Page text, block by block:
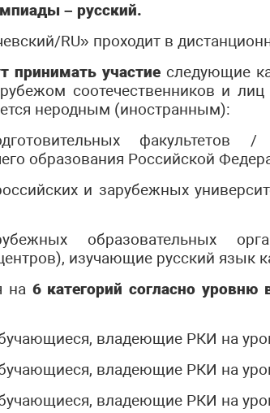
– русский.
RU» проходит в
принимать участиеследующие
соотечественников и лиц
неродным (иностранным):
факультетов /
образования Российской
и зарубежных
образовательных
изучающие русский язык
на 6 категорий согласно
владеющие РКИ на
владеющие РКИ на
владеющие РКИ на